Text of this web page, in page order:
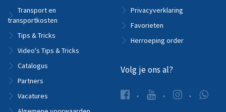
Transport en
transportkosten
Tips & Tricks
Video's Tips & Tricks
Catalogus
Partners
Vacatures
Privacyverklaring
Favorieten
Herroeping order
Volg je ons al?